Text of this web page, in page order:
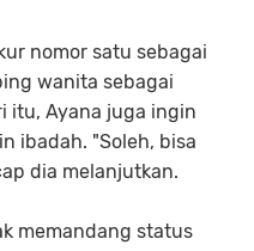
nomor satu sebagai
wanita sebagai
itu, Ayana juga ingin
ibadah. "Soleh, bisa
dia melanjutkan.
memandang status